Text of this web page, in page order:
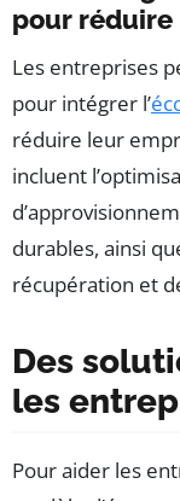
pour réduire
Les entreprises
pour intégrer l’
réduire leur
incluent
durables, ainsi
récupération et
Des
les
Pour aider les